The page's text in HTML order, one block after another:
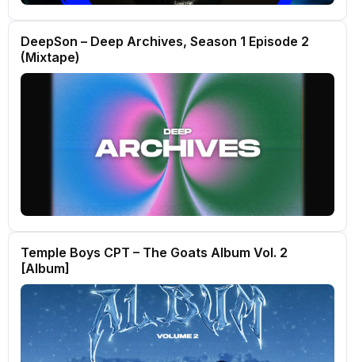
DeepSon – Deep Archives, Season 1 Episode 2
(Mixtape)
Temple Boys CPT – The Goats Album Vol. 2
[Album]